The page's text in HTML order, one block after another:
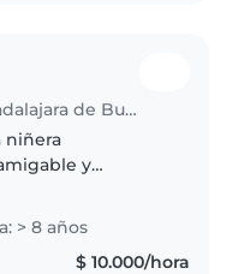
Niñera en Guadalajara de Buga
niñera
y
de primaria,
> 8 años
$ 10.000/hora